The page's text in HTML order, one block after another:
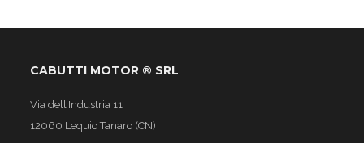
CABUTTI MOTOR ® SRL
Via dell’Industria 11
12060 Lequio Tanaro (CN)